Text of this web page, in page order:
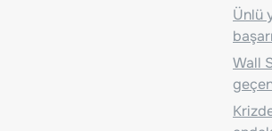
Ünlü
Wall